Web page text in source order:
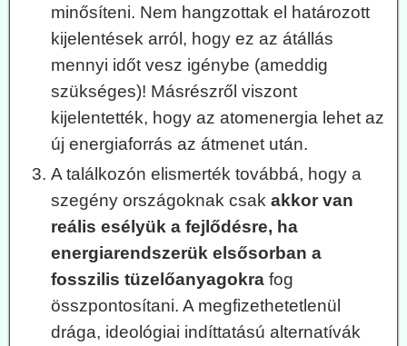
minősíteni. Nem hangzottak el határozott
kijelentések arról, hogy ez az átállás
mennyi időt vesz igénybe (ameddig
szükséges)! Másrészről viszont
kijelentették, hogy az atomenergia lehet az
új energiaforrás az átmenet után.
A találkozón elismerték továbbá, hogy a
szegény országoknak csak akkor van
reális esélyük a fejlődésre, ha
energiarendszerük elsősorban a
fosszilis tüzelőanyagokra fog
összpontosítani. A megfizethetetlenül
drága, ideológiai indíttatású alternatívák